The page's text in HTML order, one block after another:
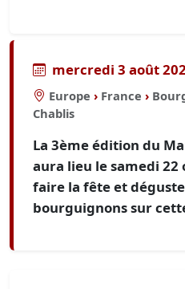
mercredi 3 août
Europe › France ›
Chablis
La 3ème édition du
aura lieu le samedi 22
faire la fête et
bourguignons sur